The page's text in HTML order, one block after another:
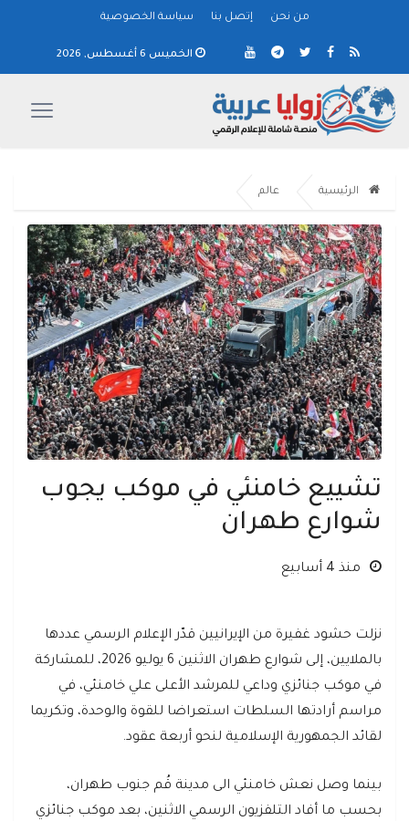
من نحن إتصل بنا سياسة الخصوصية
الخميس 6 أغسطس, 2026
الرئيسية عالم
تشييع خامنئي في موكب يجوب
شوارع طهران
منذ 4 أسابيع
نزلت حشود غفيرة من الإيرانيين قدّر الإعلام الرسمي عددها
بالملايين، إلى شوارع طهران الاثنين 6 يوليو 2026، للمشاركة
في موكب جنائزي وداعي للمرشد الأعلى علي خامنئي، في
مراسم أرادتها السلطات استعراضا للقوة والوحدة، وتكريما
لقائد الجمهورية الإسلامية لنحو أربعة عقود.
بينما وصل نعش خامنئي الى مدينة قُم جنوب طهران،
بحسب ما أفاد التلفزيون الرسمي الاثنين، بعد موكب جنائزي